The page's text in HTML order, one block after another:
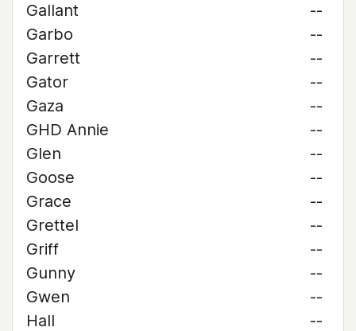
Gallant
--
Garbo
--
Garrett
--
Gator
--
Gaza
--
GHD Annie
--
Glen
--
Goose
--
Grace
--
Grettel
--
Griff
--
Gunny
--
Gwen
--
Hall
--